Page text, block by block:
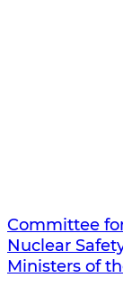
Committee
Nuclear
Ministers of